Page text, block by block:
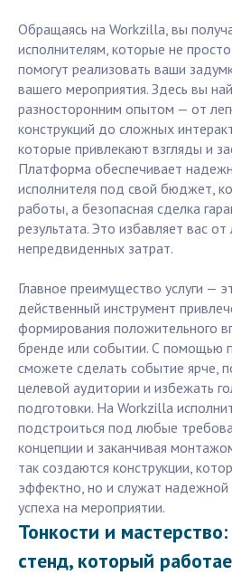
Обращаясь на Workzilla, вы
исполнителям, которые не
помогут реализовать ваши
вашего мероприятия. Здесь вы
разносторонним опытом — от
конструкций до сложных
которые привлекают взгляды и
Платформа обеспечивает
исполнителя под свой бюджет,
работы, а безопасная сделка
результата. Это избавляет вас
непредвиденных затрат.
Главное преимущество услуги —
действенный инструмент
формирования положительного
бренде или событии. С помощью
сможете сделать событие ярче,
целевой аудитории и избежать
подготовки. На Workzilla
подстроиться под любые
концепции и заканчивая
так создаются конструкции,
эффектно, но и служат
успеха на мероприятии.
Тонкости и
стенд, который